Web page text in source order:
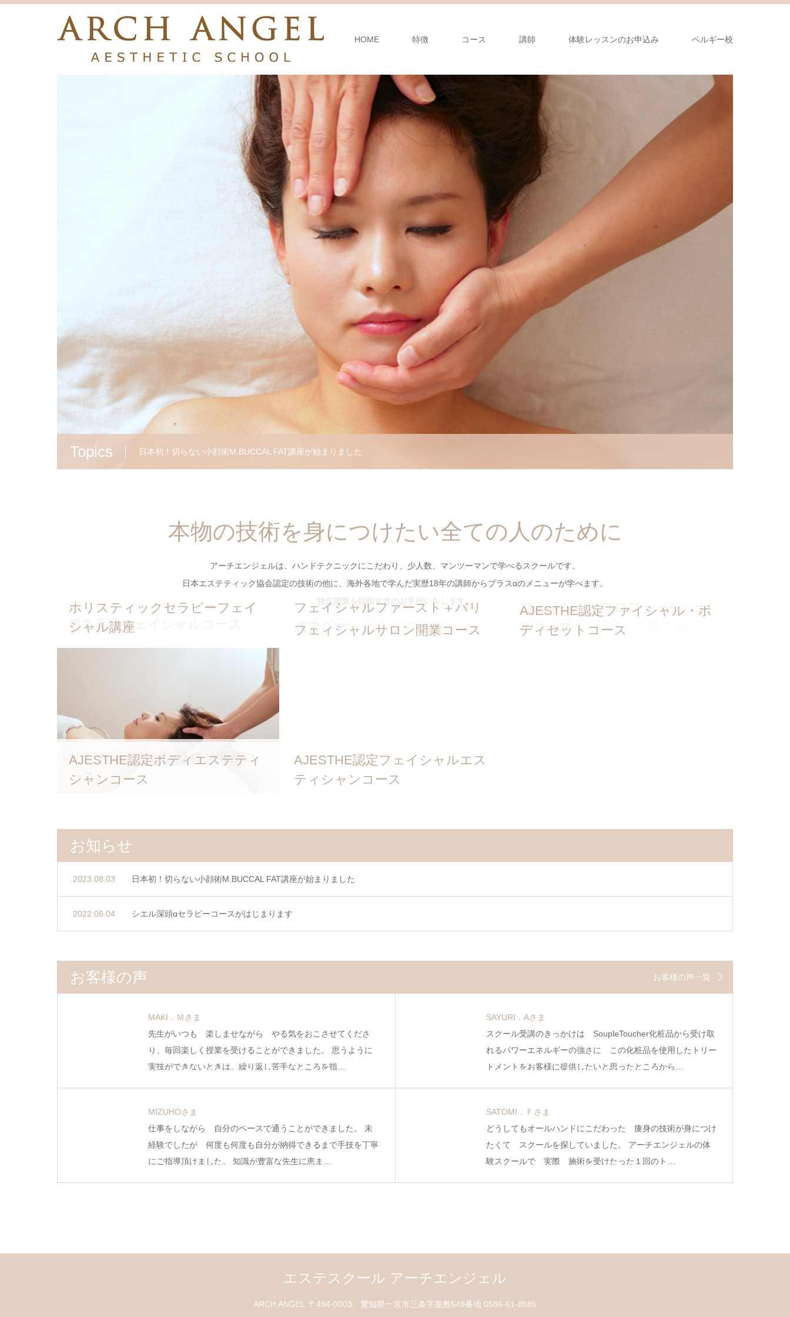
HOME 特徴 コース 講師 体験レッスンのお申込み ベルギー校
Topics シエル深頭αセラピーコースがはじまります
ANGEL認定資格、プラスαメニ
の後サロン開業まで踏まえたカ
ラインコースも開講していま
本物の技術を身につけたい全ての人のために
アーチエンジェルは、ハンドテクニックにこだわり、少人数、マンツーマンで学べるスクールです。
日本エステティック協会認定の技術の他に、海外各地で学んだ実歴18年の講師からプラスαのメニューが学べます。
独立開業を目指す方のお手伝いをします。
再生美容フェイシャルコース M.BUCCAL FAT コース シエル深頭αセラピーコース
ホリスティックセラピーフェイ
シャル講座
フェイシャルファースト＋バリ
式アロマ
フェイシャルプロフェッショナ
ルコース
リラクゼーションサロン開業コ
ース
フェィシャルサロン開業コース
AJESTHE認定ファイシャル・ボ
ディセットコース
AJESTHE認定ボディエステティ
シャンコース
AJESTHE認定フェイシャルエス
ティシャンコース
お知らせ
2023.08.03 日本初！切らない小顔術M.BUCCAL FAT講座が始まりました
2022.06.04 シエル深頭αセラピーコースがはじまります
お客様の声 お客様の声一覧
MAKI．Ｍさま
先生がいつも 楽しませながら やる気をおこさせてくださ
り、毎回楽しく授業を受けることができました。 思うように
実技ができないときは、繰り返し苦手なところを指…
SAYURI．Aさま
スクール受講のきっかけは SoupleToucher化粧品から受け取
れるパワーエネルギーの強さに この化粧品を使用したトリー
トメントをお客様に提供したいと思ったところから…
MIZUHOさま
仕事をしながら 自分のペースで通うことができました。 未
経験でしたが 何度も何度も自分が納得できるまで手技を丁寧
にご指導頂けました。 知識が豊富な先生に恵ま…
SATOMI．Ｆさま
どうしてもオールハンドにこだわった 痩身の技術が身につけ
たくて スクールを探していました。 アーチエンジェルの体
験スクールで 実際 施術を受けたった１回のト…
エステスクール アーチエンジェル
ARCH ANGEL 〒494-0003 愛知県一宮市三条字屋敷549番地 0586-61-8585